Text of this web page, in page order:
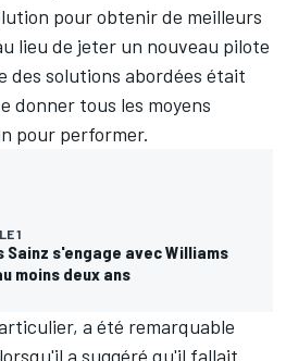
pour obtenir de meilleurs
lieu de jeter un nouveau pilote
des solutions abordées était
donner tous les moyens
pour performer.
1
Sainz s'engage avec Williams
moins deux ans
a été remarquable
a suggéré qu'il fallait